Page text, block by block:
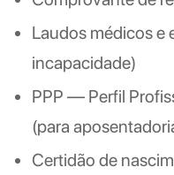
Laudos médicos e
incapacidade)
PPP — Perfil
(para
Certidão de